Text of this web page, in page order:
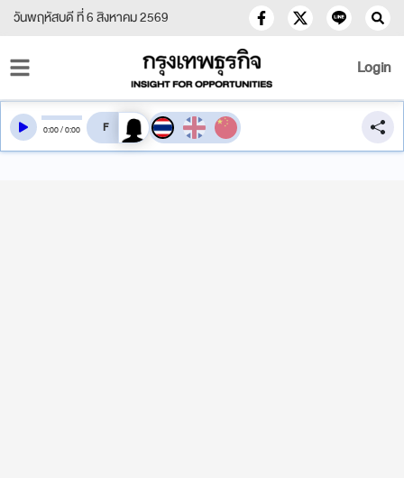
วันพฤหัสบดี ที่ 6 สิงหาคม 2569
Login
0:00/0:00 สลับเสียงอ่าน